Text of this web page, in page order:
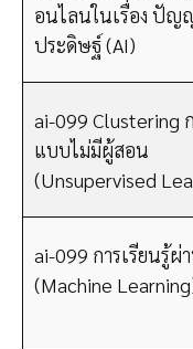
อนไลนในเรื่อง ปัญ
ประดิษฐ์ (AI)
ai-099 Clustering
แบบไม่มีผู้สอน
(Unsupervised
ai-099 การเรียนรู้ผ่
(Machine